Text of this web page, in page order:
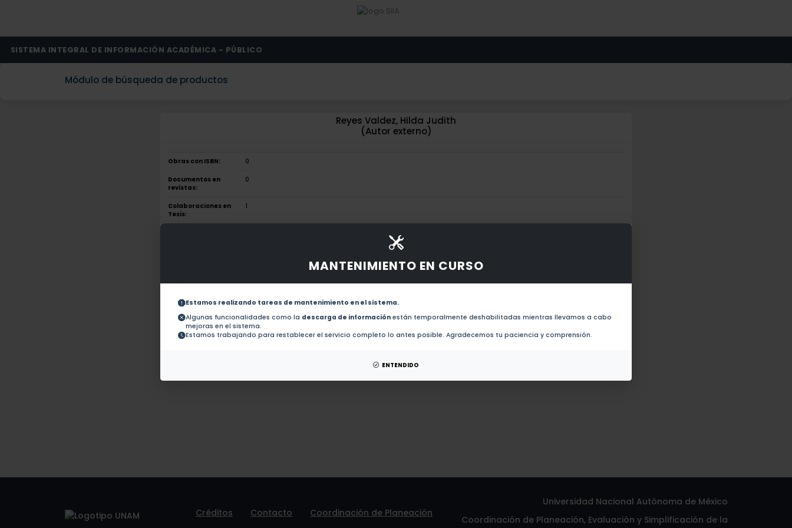
MANTENIMIENTO EN CURSO
Estamos realizando tareas de mantenimiento en el sistema.
Algunas funcionalidades como la descarga de información están temporalmente deshabilitadas mientras llevamos a cabo
mejoras en el sistema.
Estamos trabajando para restablecer el servicio completo lo antes posible. Agradecemos tu paciencia y comprensión.
ENTENDIDO
SISTEMA INTEGRAL DE INFORMACIÓN ACADÉMICA - PÚBLICO
Módulo de búsqueda de productos
Reyes Valdez, Hilda Judith
(Autor externo)
Obras con ISBN: 0
Documentos en
revistas:
0
Colaboraciones en
Tesis:
1
No hay obras de este autor.
Colaboraciones en
1.- Trabajo artesanal femenino : el caso de las amuzgas de Tlacoachistlahuaca, Guerrero (1985-1995) (2008)
Créditos Contacto Coordinación de Planeación
Universidad Nacional Autónoma de México
Coordinación de Planeación, Evaluación y Simplificación de la